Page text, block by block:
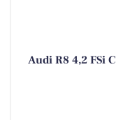
Audi R8 4,2 FSi